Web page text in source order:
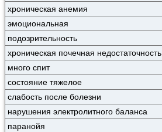
хроническая анемия
эмоциональная
подозрительность
хроническая почечная недостаточность
много спит
состояние тяжелое
слабость после болезни
нарушения электролитного баланса
паранойя